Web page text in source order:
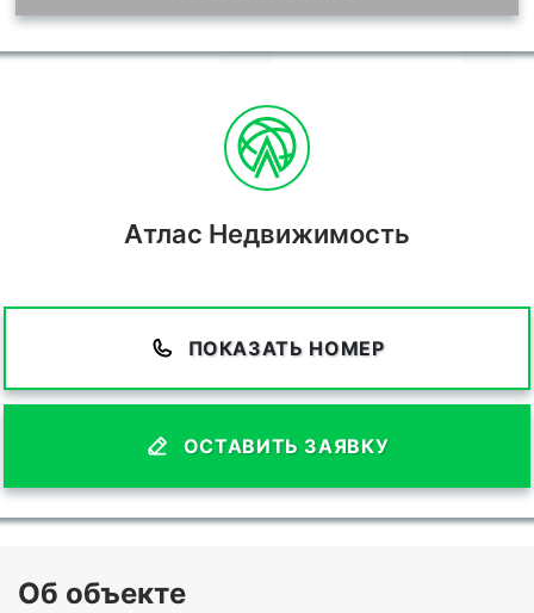
Атлас Недвижимость
ПОКАЗАТЬ НОМЕР
ОСТАВИТЬ ЗАЯВКУ
Об объекте